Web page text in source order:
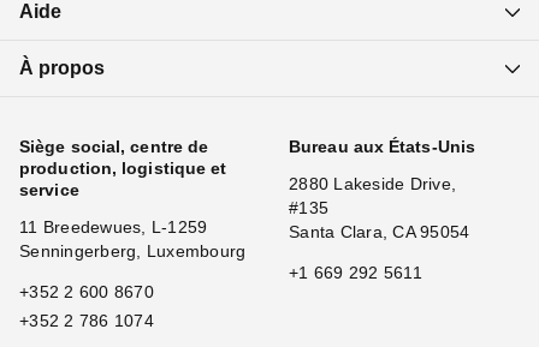
Aide
À propos
Siège social, centre de
production, logistique et
service
11 Breedewues, L-1259
Senningerberg, Luxembourg
+352 2 600 8670
+352 2 786 1074
Bureau aux États-Unis
2880 Lakeside Drive,
#135
Santa Clara, CA 95054
+1 669 292 5611